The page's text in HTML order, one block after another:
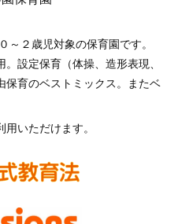
２歳児対象の保育園です。
設定保育（体操、造形表現、
保育のベストミックス。またベ
いただけます。